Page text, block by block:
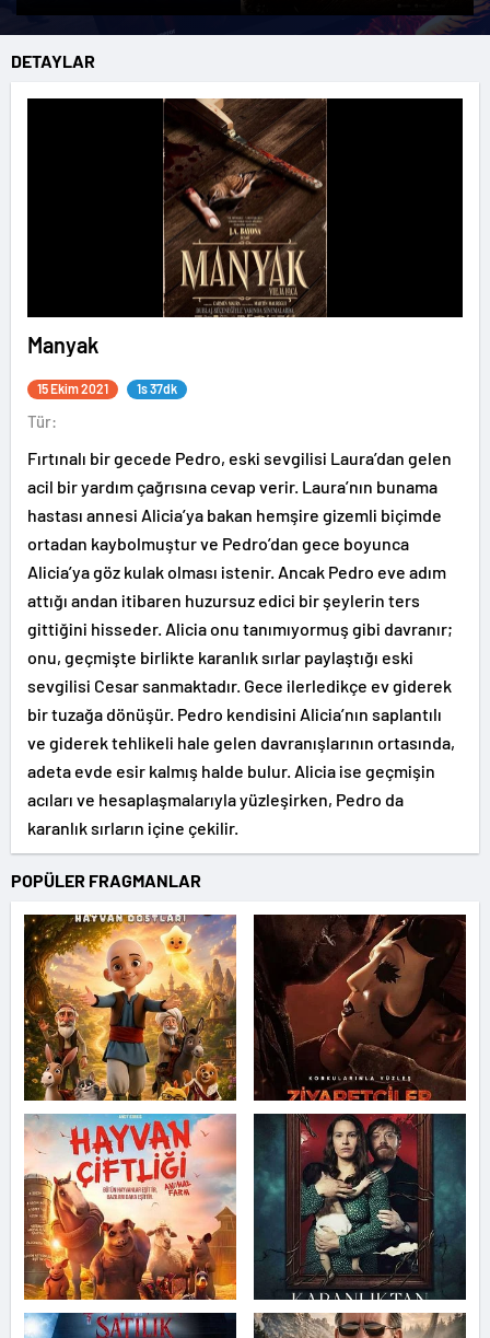
DETAYLAR
Manyak
15 Ekim 2021 1s 37dk
Tür:
Fırtınalı bir gecede Pedro, eski sevgilisi Laura’dan gelen
acil bir yardım çağrısına cevap verir. Laura’nın bunama
hastası annesi Alicia’ya bakan hemşire gizemli biçimde
ortadan kaybolmuştur ve Pedro’dan gece boyunca
Alicia’ya göz kulak olması istenir. Ancak Pedro eve adım
attığı andan itibaren huzursuz edici bir şeylerin ters
gittiğini hisseder. Alicia onu tanımıyormuş gibi davranır;
onu, geçmişte birlikte karanlık sırlar paylaştığı eski
sevgilisi Cesar sanmaktadır. Gece ilerledikçe ev giderek
bir tuzağa dönüşür. Pedro kendisini Alicia’nın saplantılı
ve giderek tehlikeli hale gelen davranışlarının ortasında,
adeta evde esir kalmış halde bulur. Alicia ise geçmişin
acıları ve hesaplaşmalarıyla yüzleşirken, Pedro da
karanlık sırların içine çekilir.
POPÜLER FRAGMANLAR